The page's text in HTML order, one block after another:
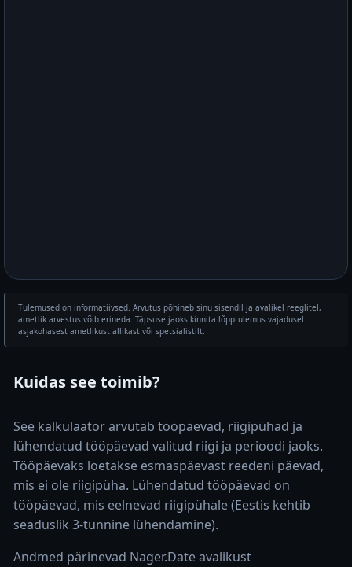
Tulemused on informatiivsed. Arvutus põhineb sinu sisendil ja avalikel reeglitel,
ametlik arvestus võib erineda. Täpsuse jaoks kinnita lõpptulemus vajadusel
asjakohasest ametlikust allikast või spetsialistilt.
Kuidas see toimib?
See kalkulaator arvutab tööpäevad, riigipühad ja
lühendatud tööpäevad valitud riigi ja perioodi jaoks.
Tööpäevaks loetakse esmaspäevast reedeni päevad,
mis ei ole riigipüha. Lühendatud tööpäevad on
tööpäevad, mis eelnevad riigipühale (Eestis kehtib
seaduslik 3-tunnine lühendamine).
Andmed pärinevad Nager.Date avalikust